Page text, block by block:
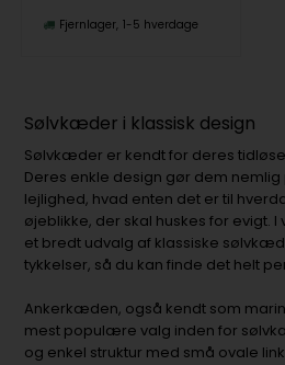
Fjernlager 1-5 hverdage
Sølvkæder i klassisk design
Sølvkæder er kendt for deres
Deres enkle design gør dem
lejlighed, hvad enten det er til
øjeblikke, der skal huskes for evigt.
et bredt udvalg af klassiske
tykkelser, så du kan finde det helt
Ankerkæden, også kendt som
mest populære valg inden for
og enkel struktur med små ovale